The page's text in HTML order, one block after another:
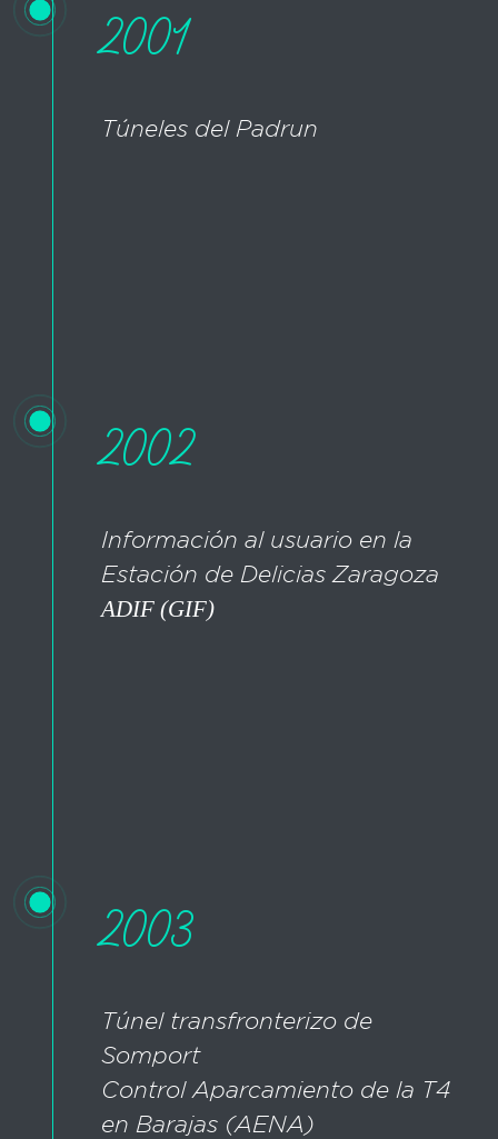
2001
Túneles del Padrun
2002
Información al usuario en la
Estación de Delicias Zaragoza
ADIF (GIF)
2003
Túnel transfronterizo de
Somport
Control Aparcamiento de la T4
en Barajas (AENA)